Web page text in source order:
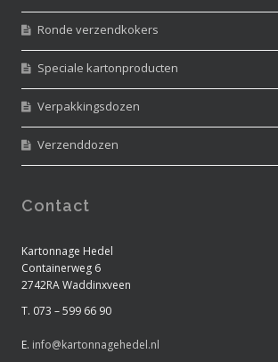
Ronde verzendkokers
Speciale kartonproducten
Verpakkingsdozen
Verzenddozen
Contact
Kartonnage Hedel
Containerweg 6
2742RA Waddinxveen
T. 073 – 599 66 90
E. info@kartonnagehedel.nl